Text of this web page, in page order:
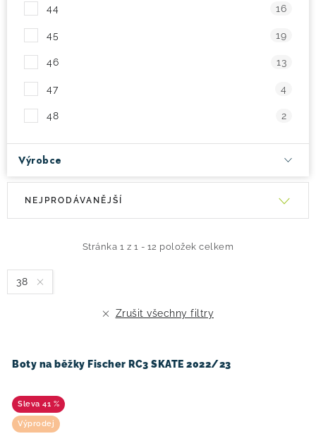
44 16
45 19
46 13
47 4
48 2
Výrobce
V
s
p
u
t
ů
Stránka 1 z 1 - 12 položek celkem
Ř
n
í
d
k
t
NEJPRODÁVANĚJŠÍ
38
Zrušit všechny filtry
Boty na běžky Fischer RC3 SKATE 2022/23
41 %
Výprodej